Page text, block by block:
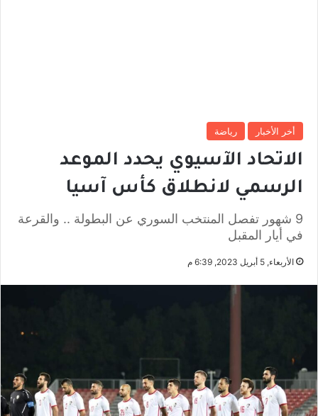
أخر الأخبار رياضة
الاتحاد الآسيوي يحدد الموعد
الرسمي لانطلاق كأس آسيا
9 شهور تفصل المنتخب السوري عن البطولة .. والقرعة
في أيار المقبل
الأربعاء, 5 أبريل 2023, 6:39 م